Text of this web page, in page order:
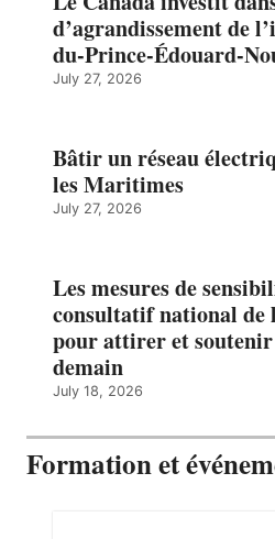
d’agrandissement de
du-Prince-Édouard-
July 27, 2026
Bâtir un réseau
les Maritimes
July 27, 2026
Les mesures de
consultatif national de
pour attirer et
demain
July 18, 2026
Formation et